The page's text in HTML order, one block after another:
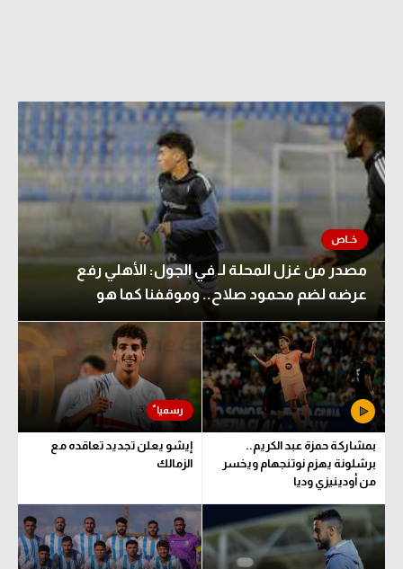
مصدر من غزل المحلة لـ في الجول: الأهلي رفع
عرضه لضم محمود صلاح.. وموقفنا كما هو
بمشاركة حمزة عبد الكريم..
برشلونة يهزم نوتنجهام ويخسر
من أودينيزي وديا
إيشو يعلن تجديد تعاقده مع
الزمالك